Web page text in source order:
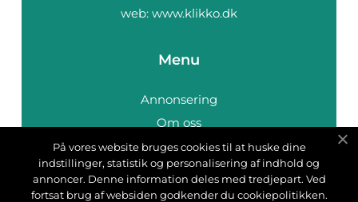
web: www.klikko.dk
Menu
Annonsering
Om oss
Cookies
Kontakta oss
Sitemap
På vores website bruges cookies til at huske dine
indstillinger, statistik og personalisering af indhold og
annoncer. Denne information deles med tredjepart. Ved
fortsat brug af websiden godkender du cookiepolitikken.